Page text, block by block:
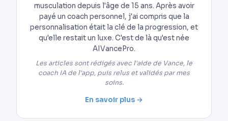
musculation depuis l'âge de 15 ans. Après avoir
payé un coach personnel, j'ai compris que la
personnalisation était la clé de la progression, et
qu'elle restait un luxe. C'est de là qu'est née
AIVancePro.
Les articles sont rédigés avec l'aide de Vance, le
coach IA de l'app, puis relus et validés par mes
soins.
En savoir plus →